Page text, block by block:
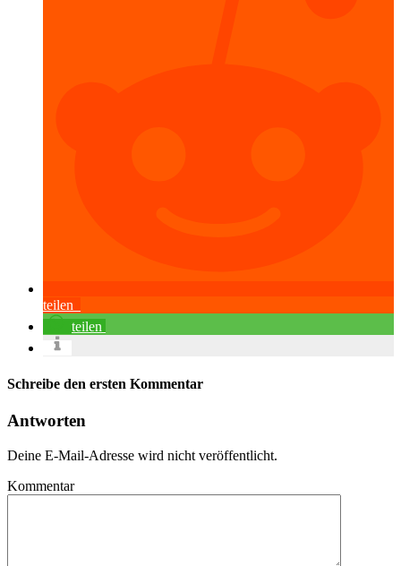
teilen
teilen
Schreibe den ersten Kommentar
Antworten
Deine E-Mail-Adresse wird nicht veröffentlicht.
Kommentar